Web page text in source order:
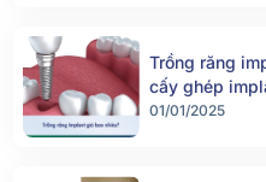
Trồng răng
cấy ghép
01/01/2025